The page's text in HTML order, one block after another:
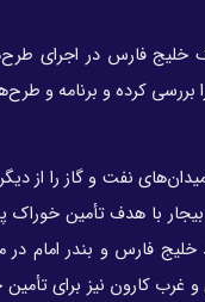
خلیج فارس در
بررسی کرده و برنامه و
نفت و گاز را از
توسعه فاز ۲ میدان گازی تنگه
خلیج فارس و بندر امام
کارون نیز برای تأمین